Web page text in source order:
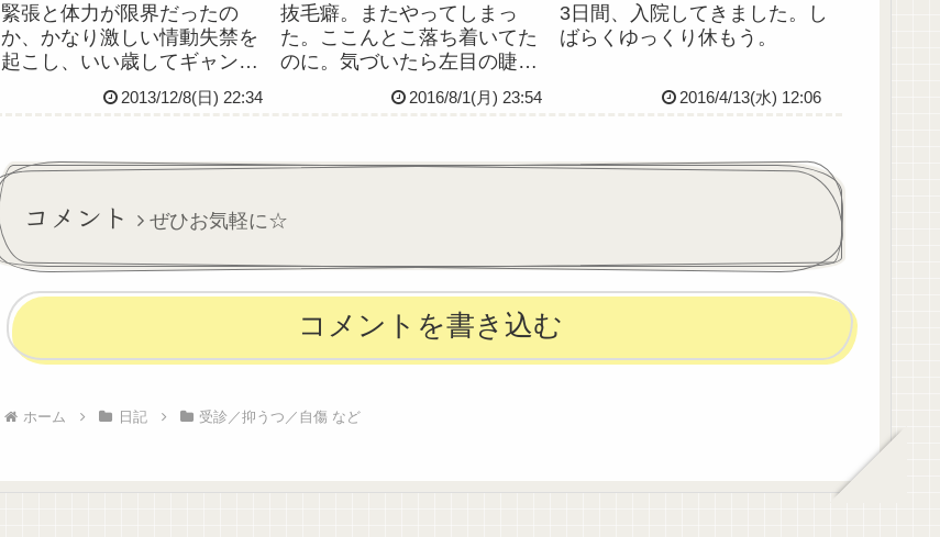
緊張と体力が限界だったの
か、かなり激しい情動失禁を
起こし、いい歳してギャン泣
きしました何故泣いているの
か全く分からないのに涙がと
服飲まないとヤバい！と思っ
て探すも見つからず(興奮して
て落ち着いて探せなかった)、
「薬...
2013/12/8(日) 22:34
抜毛癖。またやってしまっ
た。ここんとこ落ち着いてた
のに。気づいたら左目の睫毛
がなくなっていた。どうしよ
う、これ。前に眉毛全部抜い
2016/8/1(月) 23:54
3日間、入院してきました。し
ばらくゆっくり休もう。
2016/4/13(水) 12:06
コメント ぜひお気軽に☆
コメントを書き込む
ホーム 日記 受診／抑うつ／自傷 など